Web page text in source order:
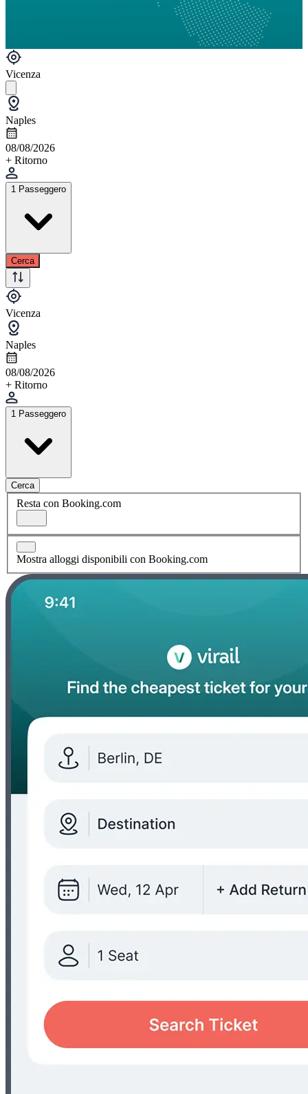
Vicenza
Naples
08/08/2026
+ Ritorno
1 Passeggero
Cerca
Vicenza
Naples
08/08/2026
+ Ritorno
1 Passeggero
Cerca
Resta con Booking.com
Mostra alloggi disponibili con Booking.com